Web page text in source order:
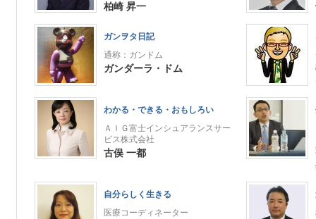
柏崎 昇一
ガンヲタ日記
通称：ガンドム
ガンダーラ・ドム
わかる・できる・おもしろい
ＡＩＧ富士インシュアランスサー
ビス株式会社
古俣 一都
自分らしく生きる
医療コーディネーター